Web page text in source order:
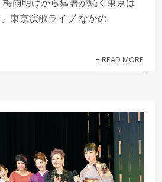
東京演歌ライブ なかの
+ READ MORE